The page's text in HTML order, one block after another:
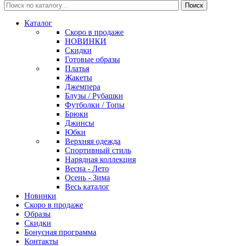
Каталог
Скоро в продаже
НОВИНКИ
Скидки
Готовые образы
Платья
Жакеты
Джемпера
Блузы / Рубашки
Футболки / Топы
Брюки
Джинсы
Юбки
Верхняя одежда
Спортивный стиль
Нарядная коллекция
Весна - Лето
Осень - Зима
Весь каталог
Новинки
Скоро в продаже
Образы
Скидки
Бонусная программа
Контакты